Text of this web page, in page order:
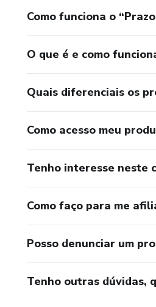
Como funciona o
O que é e como
Quais diferenciais os
Como acesso meu
Tenho interesse neste
Como faço para me
Posso denunciar um
Tenho outras dúvidas,